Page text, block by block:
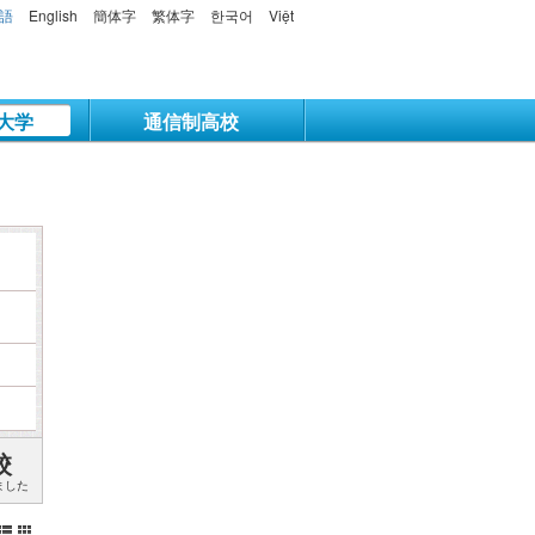
English 簡体字 繁体字 한국어 Việt
学 通信制高校
した